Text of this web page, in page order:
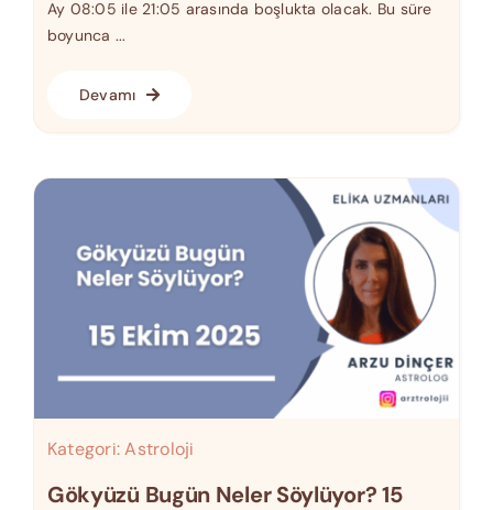
Ay 08:05 ile 21:05 arasında boşlukta olacak. Bu süre
boyunca ...
Devamı
Kategori:Astroloji
Gökyüzü Bugün Neler Söylüyor? 15